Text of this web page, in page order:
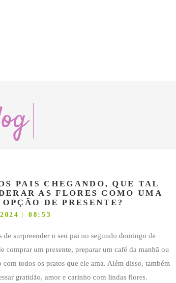
PAIS CHEGANDO, QUE TAL
AS FLORES COMO UMA
OPÇÃO DE PRESENTE?
| 08:53
de surpreender o seu pai no segundo domingo de
comprar um presente, preparar um café da manhã ou
todos os pratos que ele ama. Além disso, também
gratidão, amor e carinho com lindas flores.